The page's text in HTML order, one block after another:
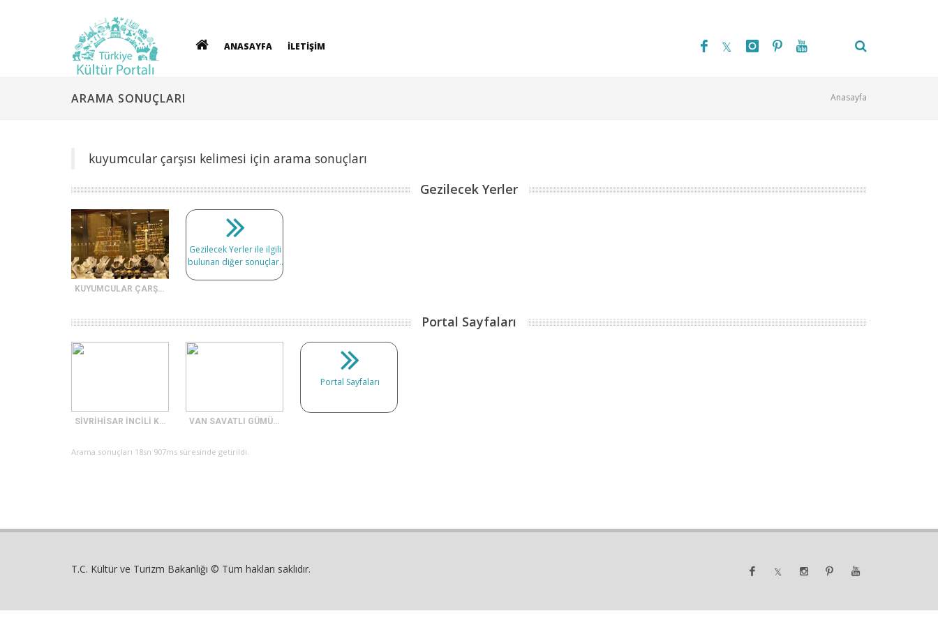
ANASAYFA İLETİŞİM
Anasayfa
ARAMA SONUÇLARI
kuyumcular çarşısı kelimesi için arama sonuçları
Gezilecek Yerler
KUYUMCULAR ÇARŞISI
Gezilecek Yerler ile ilgili
bulunan diğer sonuçlar..
Portal Sayfaları
SİVRİHİSAR İNCİLİ KÜPE VAN SAVATLI GÜMÜŞ İŞLEMESİ
Portal Sayfaları
Arama sonuçları 18sn 907ms süresinde getirildi.
T.C. Kültür ve Turizm Bakanlığı © Tüm hakları saklıdır.